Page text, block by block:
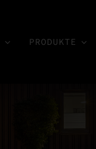
PRODUKTE